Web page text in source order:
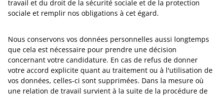
travail et du droit de la sécurité sociale et de la protection
sociale et remplir nos obligations à cet égard.
Nous conservons vos données personnelles aussi longtemps
que cela est nécessaire pour prendre une décision
concernant votre candidature. En cas de refus de donner
votre accord explicite quant au traitement ou à l'utilisation de
vos données, celles-ci sont supprimées. Dans la mesure où
une relation de travail survient à la suite de la procédure de